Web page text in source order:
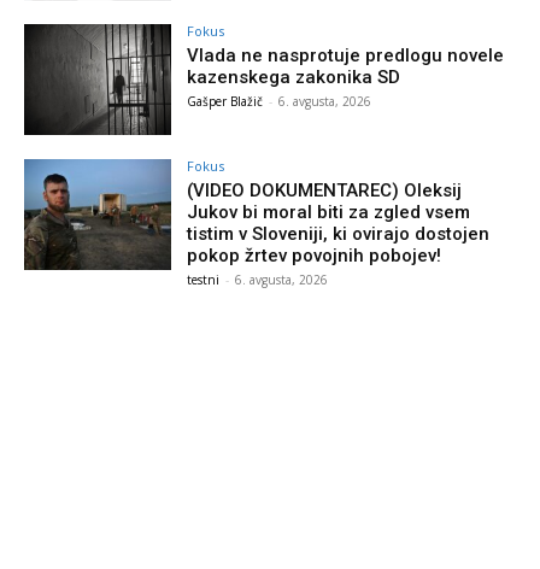
Fokus
Vlada ne nasprotuje predlogu novele
kazenskega zakonika SD
Gašper Blažič - 6. avgusta, 2026
Fokus
(VIDEO DOKUMENTAREC) Oleksij
Jukov bi moral biti za zgled vsem
tistim v Sloveniji, ki ovirajo dostojen
pokop žrtev povojnih pobojev!
testni - 6. avgusta, 2026